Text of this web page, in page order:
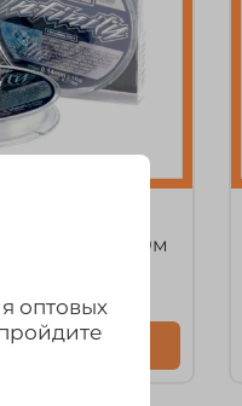
"Infinity" 50м
из 5 шт.
оптовых